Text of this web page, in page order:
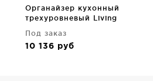
Органайзер кухонный
трехуровневый Living
Под заказ
10 136 руб